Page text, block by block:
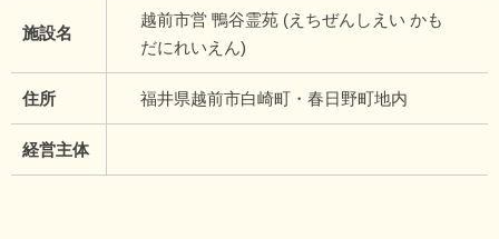
施設名
越前市営 鴨谷霊苑 (えちぜんしえい かも
だにれいえん)
住所 福井県越前市白崎町・春日野町地内
経営主体